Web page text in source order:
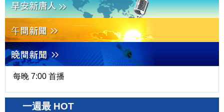
每晚 7:00 首播
一週最 HOT